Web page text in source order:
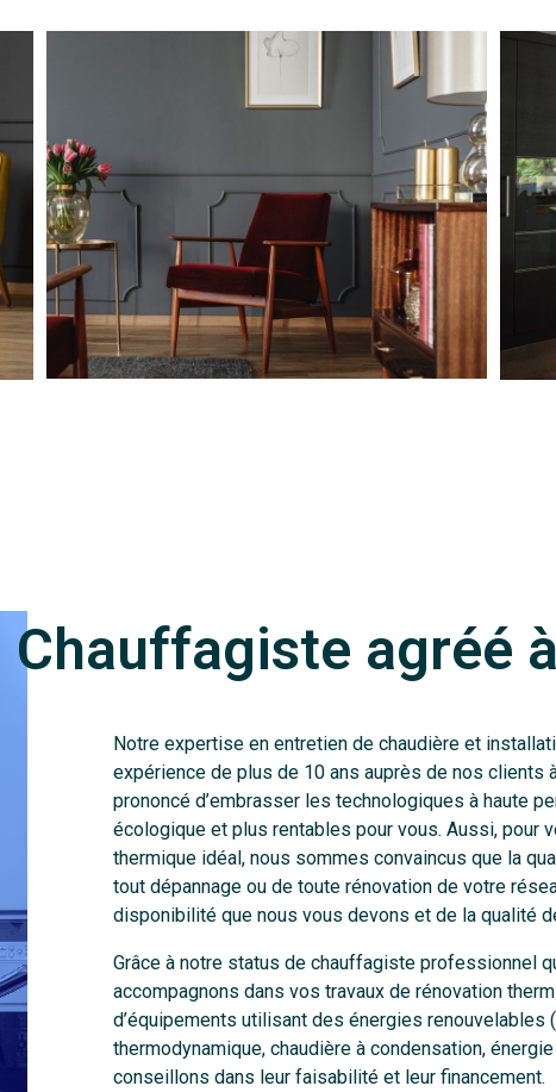
Chauffagiste agréé
Notre expertise en entretien de chaudière et
expérience de plus de 10 ans auprès de nos clients
prononcé d’embrasser les technologiques à haute
écologique et plus rentables pour vous. Aussi, pour
thermique idéal, nous sommes convaincus que la
tout dépannage ou de toute rénovation de votre
disponibilité que nous vous devons et de la qualité
Grâce à notre status de chauffagiste professionnel
accompagnons dans vos travaux de rénovation
d’équipements utilisant des énergies renouvelables
thermodynamique, chaudière à condensation,
conseillons dans leur faisabilité et leur financement.